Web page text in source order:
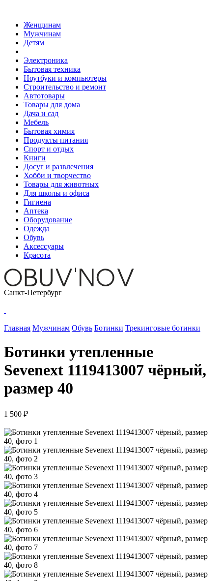
Женщинам
Мужчинам
Детям
Электроника
Бытовая техника
Ноутбуки и компьютеры
Строительство и ремонт
Автотовары
Товары для дома
Дача и сад
Мебель
Бытовая химия
Продукты питания
Спорт и отдых
Книги
Досуг и развлечения
Хобби и творчество
Товары для животных
Для школы и офиса
Гигиена
Аптека
Оборудование
Одежда
Обувь
Аксессуары
Красота
Санкт-Петербург
Главная Мужчинам Обувь Ботинки Трекинговые ботинки
Ботинки утепленные
Sevenext 1119413007 чёрный,
размер 40
1 500 ₽